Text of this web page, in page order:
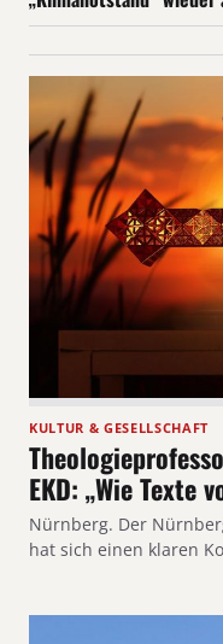
KULTUR & GESELLSCHAFT
EKD: „Wie Texte
Nürnberg. Der
hat sich einen klaren